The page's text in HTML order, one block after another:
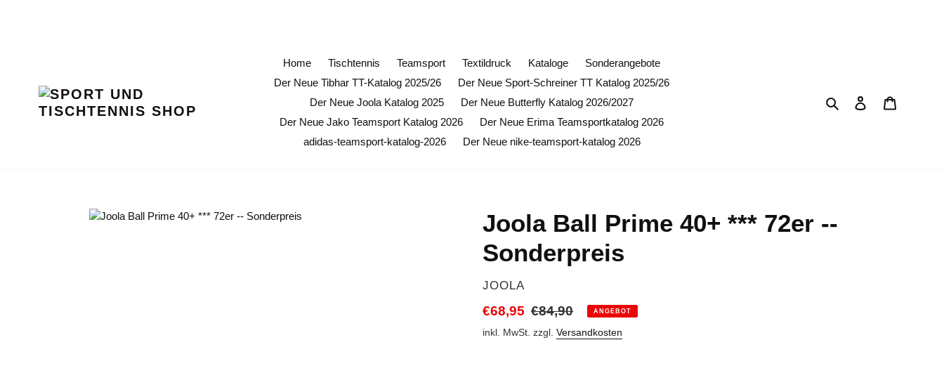
Home Tischtennis Teamsport Textildruck Kataloge
Sonderangebote
Der Neue Tibhar TT-Katalog 2025/26
Der Neue Sport-Schreiner TT Katalog 2025/26
Der Neue Joola Katalog 2025
Der Neue Butterfly Katalog 2026/2027
Der Neue Jako Teamsport Katalog 2026
Der Neue Erima Teamsportkatalog 2026
adidas-teamsport-katalog-2026
Der Neue nike-teamsport-katalog 2026
Suchen Einloggen
Joola Ball Prime 40+ *** 72er --
Sonderpreis
VERKÄUFER
JOOLA
Sonderpreis
€68,95 Normaler
Preis
€84,90 ANGEBOT
inkl. MwSt. zzgl. Versandkosten